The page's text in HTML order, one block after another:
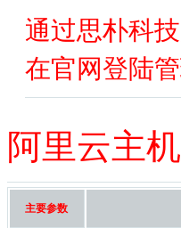
通过思朴科
在官网登陆
阿里云主
主要参数